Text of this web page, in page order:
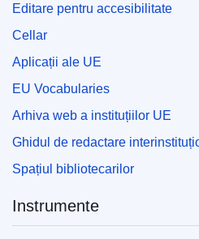
Editare pentru accesibilitate
Cellar
Aplicații ale UE
EU Vocabularies
Arhiva web a instituțiilor UE
Ghidul de redactare
Spațiul bibliotecarilor
Instrumente